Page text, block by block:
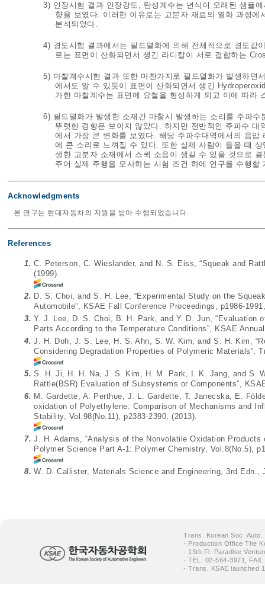
3) 인장시험 결과 인장강도, 탄성계수는 년식이 오래된 샘플
향을 보였다. 이러한 이유로는 고분자 재료의 열화 과정
분석되었다.
4) 경도시험 결과에서는 필드열화에 의해 전체적으로 경도
로는 표면이 산화되면서 생긴 라디칼이 서로 결합하는
5) 마찰계수시험 결과 또한 마찬가지로 필드열화가 발생하
에서도 알 수 있듯이 표면이 산화되면서 생긴
가한 마찰계수는 표면에 요철을 형성하게 되고 이에 따라
6) 필드열화가 발생한 소재간 마찰시 발생하는 소리를 주파
뚜렷한 경향은 보이지 않았다. 하지만 전반적인 주파수
에서 가장 큰 변화를 보였다. 해당 주파수대역에서의 음
에 큰 소리로 느껴질 수 있다. 또한 실제 사람이 들을 때
생한 고분자 소재에서 스퀵 소음이 생길 수 있을 것으로
주어 실제 주행을 모사하는 시험 조건 하에 연구를 수행할
Acknowledgments
본 연구는 현대자동차의 지원을 받아 수행되었습니다.
References
1. C. Peterson, C. Wieslander, and N. S. Eiss, “Squeak and
(1999).
2. D. S. Choi, and S. H. Lee, “Experimental Study on the
Automobile”, KSAE Fall Conference Proceedings, p1986-
3. Y. J. Lee, D. S. Choi, B. H. Park, and Y. D. Jun, “Evaluation
Parts According to the Temperature Conditions”, KSAE
4. J. H. Doh, J. S. Lee, H. S. Ahn, S. W. Kim, and S. H. Kim,
Considering Degradation Properties of Polymeric Materials”,
5. S. H. Ji, H. H. Na, J. S. Kim, H. M. Park, I. K. Jang, and S.
Rattle(BSR) Evaluation of Subsystems or Components”,
6. M. Gardette, A. Perthue, J. L. Gardette, T. Janecska, E.
oxidation of Polyethylene: Comparison of Mechanisms and
Stability, Vol.98(No.11), p2383-2390, (2013).
7. J. H. Adams, “Analysis of the Nonvolatile Oxidation
Polymer Science Part A-1: Polymer Chemistry, Vol.8(No.5),
8. W. D. Callister, Materials Science and Engineering, 3rd
Trans. Korean Soc. Auto.
- Production Office The
· 13th Fl. Paradise
· TEL: 02-564-3971,
- Trans. KSAE launched